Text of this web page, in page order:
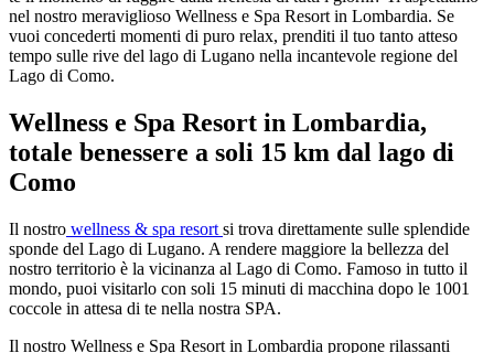
nel nostro meraviglioso Wellness e Spa Resort in Lombardia. Se
vuoi concederti momenti di puro relax, prenditi il tuo tanto atteso
tempo sulle rive del lago di Lugano nella incantevole regione del
Lago di Como.
Wellness e Spa Resort in Lombardia,
totale benessere a soli 15 km dal lago di
Como
Il nostro wellness & spa resort si trova direttamente sulle splendide
sponde del Lago di Lugano. A rendere maggiore la bellezza del
nostro territorio è la vicinanza al Lago di Como. Famoso in tutto il
mondo, puoi visitarlo con soli 15 minuti di macchina dopo le 1001
coccole in attesa di te nella nostra SPA.
Il nostro Wellness e Spa Resort in Lombardia propone rilassanti